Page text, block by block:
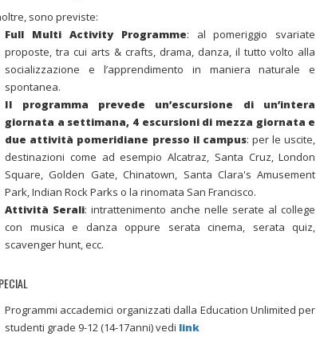
sono previste:
Full Multi Activity Programme: al pomeriggio svariate
proposte, tra cui arts & crafts, drama, danza, il tutto volto alla
socializzazione e l’apprendimento in maniera naturale e
spontanea.
Il programma prevede un’escursione di un’intera
giornata a settimana, 4 escursioni di mezza giornata e
due attività pomeridiane presso il campus: per le uscite,
destinazioni come ad esempio Alcatraz, Santa Cruz, London
Square, Golden Gate, Chinatown, Santa Clara's Amusement
Park, Indian Rock Parks o la rinomata San Francisco.
Attività Serali: intrattenimento anche nelle serate al college
con musica e danza oppure serata cinema, serata quiz,
scavenger hunt, ecc.
Programmi accademici organizzati dalla Education Unlimited per
studenti grade 9-12 (14-17anni) vedi link